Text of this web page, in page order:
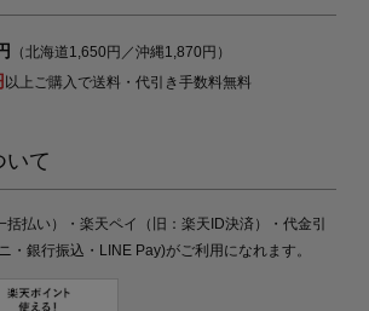
（北海道1,650円／沖縄1,870円）
以上ご購入で送料・代引き手数料無料
いて
括払い）・楽天ペイ（旧：楽天ID決済）・代金引
・銀行振込・LINE Pay)がご利用になれます。